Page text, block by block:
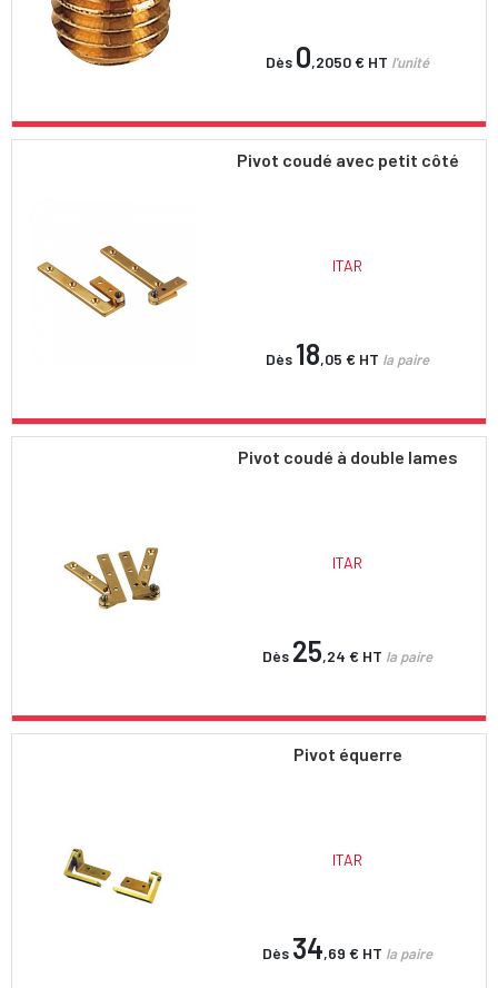
Dès 0,2050 € HT l'unité
Pivot coudé avec petit côté
ITAR
Dès 18,05 € HT la paire
Pivot coudé à double lames
ITAR
Dès 25,24 € HT la paire
Pivot équerre
ITAR
Dès 34,69 € HT la paire